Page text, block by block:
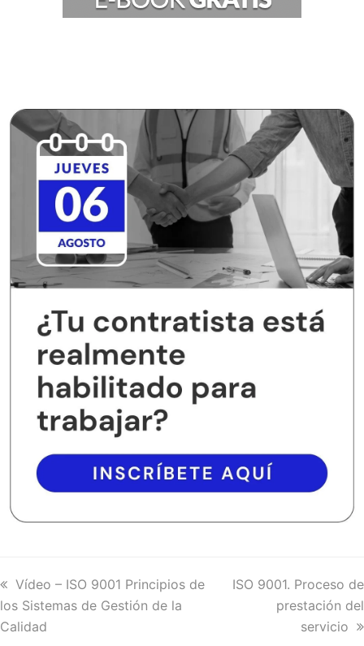
previous
post:
Vídeo – ISO 9001 Principios de
los Sistemas de Gestión de la
Calidad
next
ISO 9001. Proceso de
prestación del
servicio